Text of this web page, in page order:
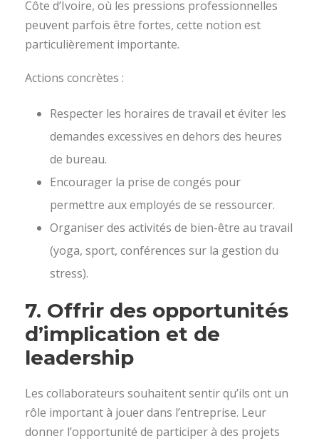
Côte d’Ivoire, où les pressions professionnelles
peuvent parfois être fortes, cette notion est
particulièrement importante.
Actions concrètes :
Respecter les horaires de travail et éviter les
demandes excessives en dehors des heures
de bureau.
Encourager la prise de congés pour
permettre aux employés de se ressourcer.
Organiser des activités de bien-être au travail
(yoga, sport, conférences sur la gestion du
stress).
7. Offrir des opportunités
d’implication et de
leadership
Les collaborateurs souhaitent sentir qu’ils ont un
rôle important à jouer dans l’entreprise. Leur
donner l’opportunité de participer à des projets